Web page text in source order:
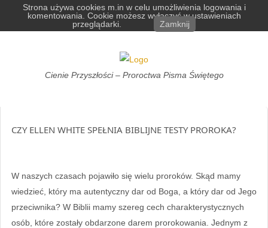
Cienie
Cienie Przyszłości – Proroctwa Pisma Świętego
CZY ELLEN WHITE SPEŁNIA BIBLIJNE TESTY PROROKA?
W naszych czasach pojawiło się wielu proroków. Skąd mamy
wiedzieć, który ma autentyczny dar od Boga, a który dar od Jego
przeciwnika? W Biblii mamy szereg cech charakterystycznych
osób, które zostały obdarzone darem prorokowania. Jednym z
Strona używa cookies m.in w celu umożliwienia logowania i
komentowania. Cookie możesz wyłączyć w ustawieniach
przeglądarki.
Zamknij